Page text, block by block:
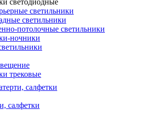
светодиодные
светильники
светильники
потолочные светильники
ночники
трековые
салфетки
салфетки